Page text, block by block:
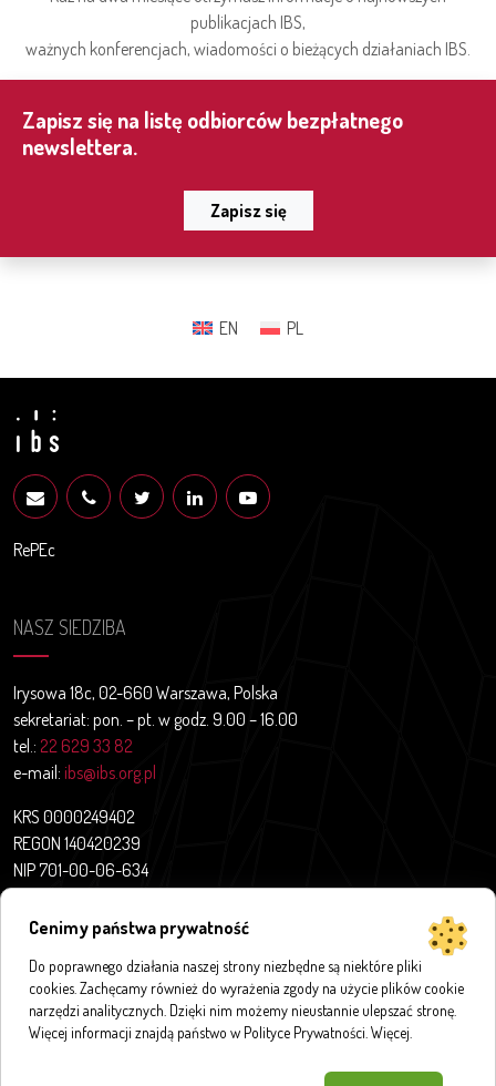
publikacjach IBS,
ważnych konferencjach, wiadomości o bieżących działaniach IBS.
Zapisz się na listę odbiorców bezpłatnego
newslettera.
Zapisz się
Cenimy państwa prywatność
Do poprawnego działania naszej strony niezbędne są niektóre pliki
cookies. Zachęcamy również do wyrażenia zgody na użycie plików cookie
narzędzi analitycznych. Dzięki nim możemy nieustannie ulepszać stronę.
Więcej informacji znajdą państwo w Polityce Prywatności. Więcej
EN PL
RePEc
NASZ SIEDZIBA
Irysowa 18c, 02-660 Warszawa, Polska
sekretariat: pon. – pt. w godz. 9.00 – 16.00
tel.: 22 629 33 82
e-mail: ibs@ibs.org.pl
KRS 0000249402
REGON 140420239
NIP 701-00-06-634
O nas
Projekty badawcze
Publikacje
Bazy i aplikacje
Innymi słowy